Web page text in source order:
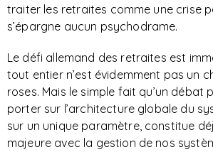
traiter les retraites comme une crise
s’épargne aucun psychodrame.
Le défi allemand des retraites est
tout entier n’est évidemment pas un
roses. Mais le simple fait qu’un débat
porter sur l’architecture globale du
sur un unique paramètre, constitue
majeure avec la gestion de nos